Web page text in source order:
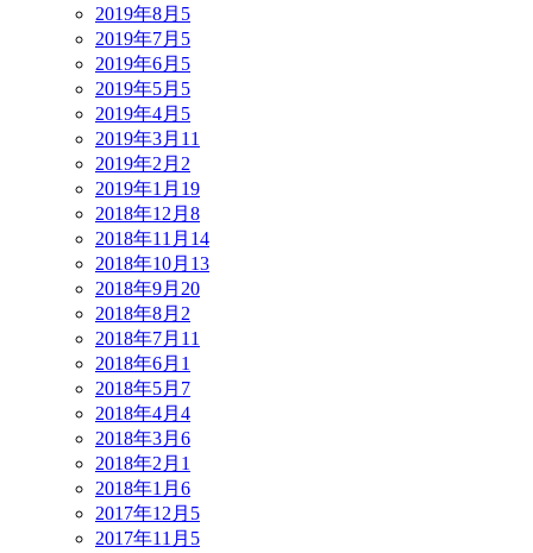
2019年8月 5
2019年7月 5
2019年6月 5
2019年5月 5
2019年4月 5
2019年3月 11
2019年2月 2
2019年1月 19
2018年12月 8
2018年11月 14
2018年10月 13
2018年9月 20
2018年8月 2
2018年7月 11
2018年6月 1
2018年5月 7
2018年4月 4
2018年3月 6
2018年2月 1
2018年1月 6
2017年12月 5
2017年11月 5